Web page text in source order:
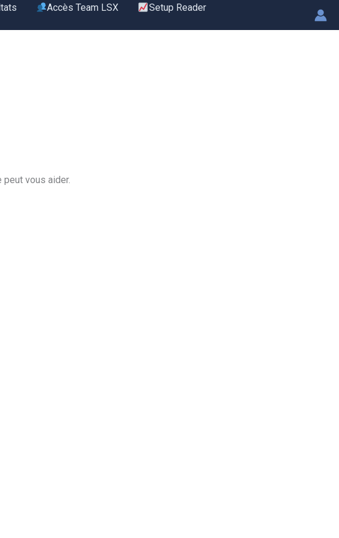
Accès Team LSX
Setup Reader
peut vous aider.